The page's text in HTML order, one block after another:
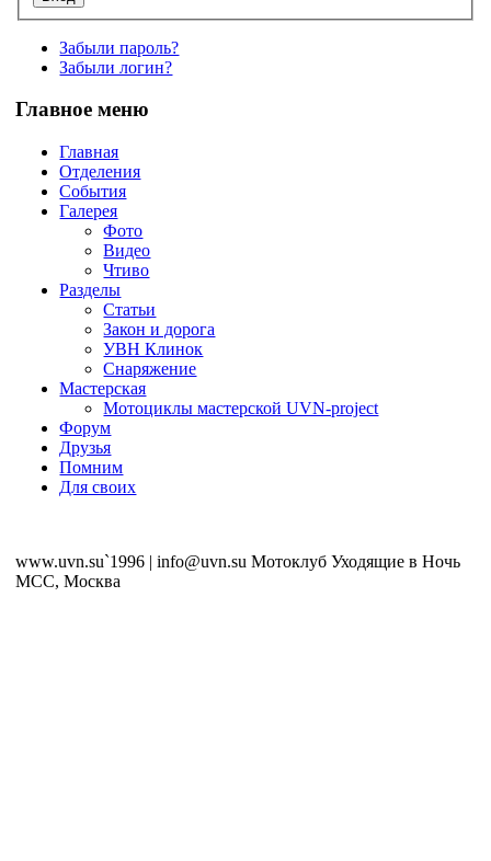
Забыли пароль?
Забыли логин?
Главное меню
Главная
Отделения
События
Галерея
Фото
Видео
Чтиво
Разделы
Статьи
Закон и дорога
УВН Клинок
Снаряжение
Мастерская
Мотоциклы мастерской UVN-project
Форум
Друзья
Помним
Для своих
www.uvn.su`1996 | info@uvn.su Мотоклуб Уходящие в Ночь
MCC, Москва